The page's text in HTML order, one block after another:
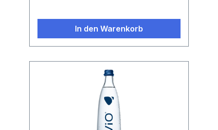
In den Warenkorb